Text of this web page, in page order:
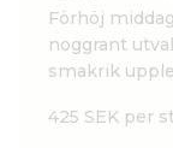
Förhöj
noggrant
smakrik
425 SEK per